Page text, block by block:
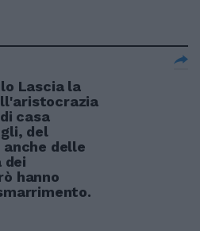
Lascia la
casa
del
delle
dei
hanno